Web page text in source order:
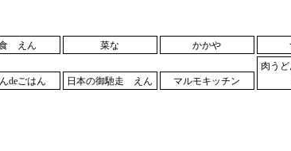
えん 菜な かかや
deごはん 日本の御馳走 えん マルモキッチン
肉う